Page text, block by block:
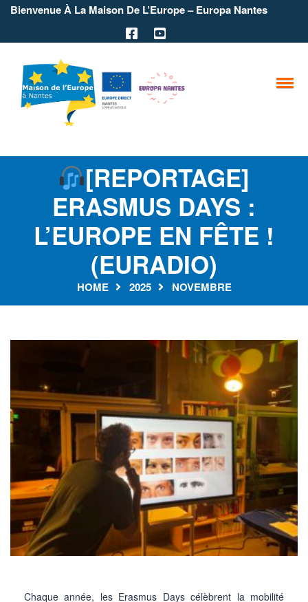
Bienvenue À La Maison De L’Europe – Europa Nantes
[REPORTAGE]
ERASMUS DAYS :
L’EUROPE EN FÊTE !
(EURADIO)
HOME 2025 NOVEMBRE
Chaque année, les Erasmus Days célèbrent la mobilité